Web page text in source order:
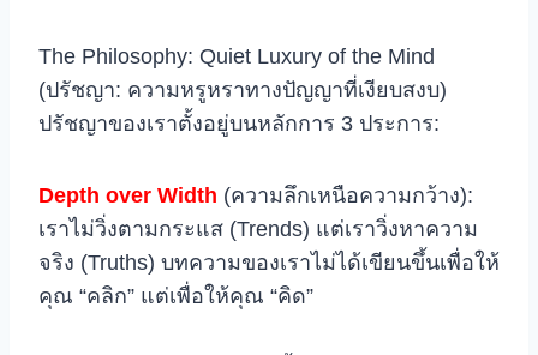
The Philosophy: Quiet Luxury of the Mind
(ปรัชญา: ความหรูหราทางปัญญาที่เงียบสงบ)
ปรัชญาของเราตั้งอยู่บนหลักการ 3 ประการ:
Depth over Width (ความลึกเหนือความกว้าง):
เราไม่วิ่งตามกระแส (Trends) แต่เราวิ่งหาความ
จริง (Truths) บทความของเราไม่ได้เขียนขึ้นเพื่อให้
คุณ “คลิก” แต่เพื่อให้คุณ “คิด”